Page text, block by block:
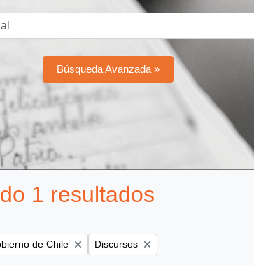
Búsqueda Avanzada »
1 resultados
de Chile Remove filter:
Discursos